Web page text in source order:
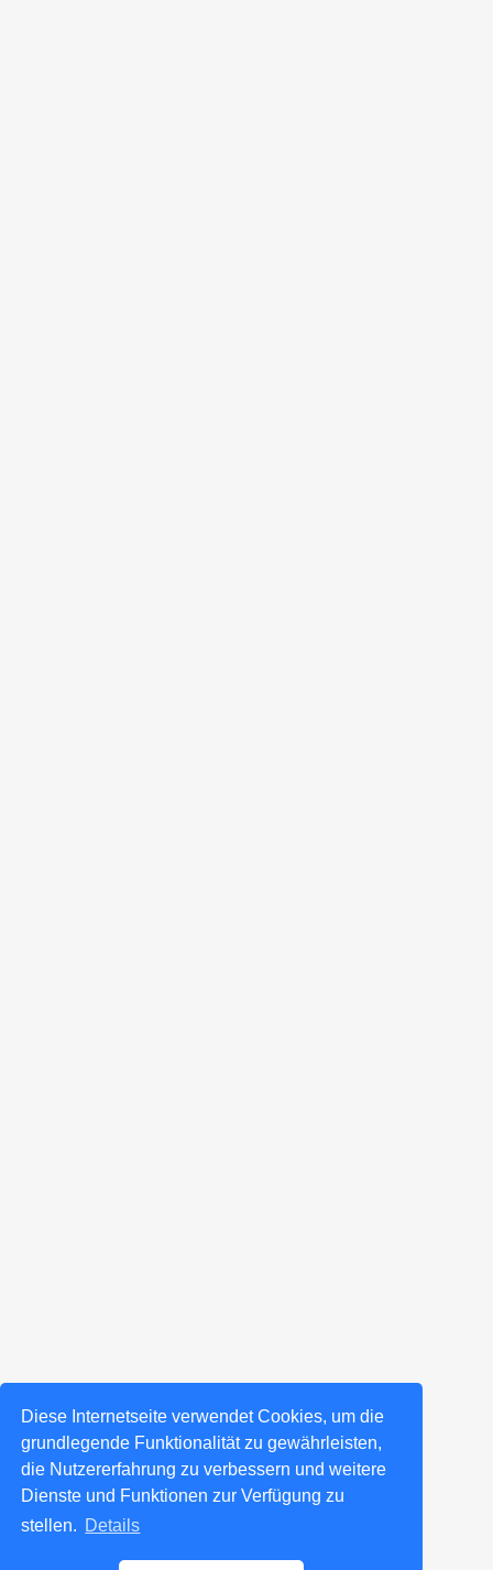
Diese Internetseite verwendet Cookies, um die
grundlegende Funktionalität zu gewährleisten,
die Nutzererfahrung zu verbessern und weitere
Dienste und Funktionen zur Verfügung zu
stellen. Details